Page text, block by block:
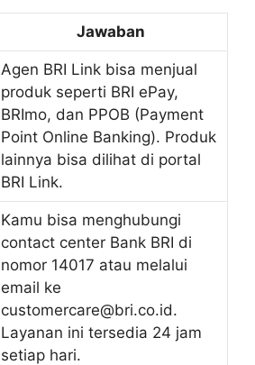
Jawaban
Agen BRI Link bisa menjual
produk seperti BRI ePay,
BRImo, dan PPOB (Payment
Point Online Banking). Produk
lainnya bisa dilihat di portal
BRI Link.
Kamu bisa menghubungi
contact center Bank BRI di
nomor 14017 atau melalui
email ke
customercare@bri.co.id.
Layanan ini tersedia 24 jam
setiap hari.